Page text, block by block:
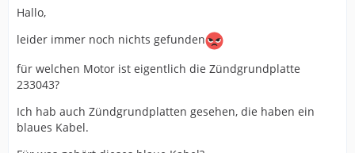
Hallo,
leider immer noch nichts gefunden
für welchen Motor ist eigentlich die Zündgrundplatte
233043?
Ich hab auch Zündgrundplatten gesehen, die haben ein
blaues Kabel.